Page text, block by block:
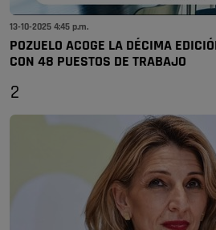
13-10-2025 4:45 p.m.
POZUELO ACOGE LA DÉCIMA
CON 48 PUESTOS DE TRABAJO
2